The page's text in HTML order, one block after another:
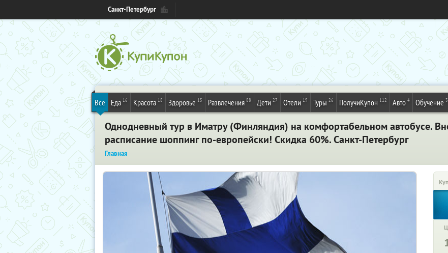
Санкт-Петербург
Все Еда 16 Красота 18 Здоровье 15 Развлечения 88 Дети 27 Отели 19 Туры 26 ПолучиКупон 112 Авто 4 Обучение
Однодневный тур в Иматру (Финляндия) на комфортабельном автобусе.
расписание шоппинг по-европейски! Скидка 60%. Санкт-Петербург
Главная